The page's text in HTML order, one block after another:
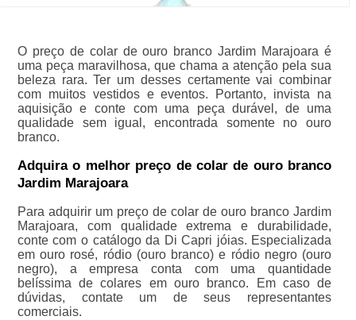
O preço de colar de ouro branco Jardim Marajoara é
uma peça maravilhosa, que chama a atenção pela sua
beleza rara. Ter um desses certamente vai combinar
com muitos vestidos e eventos. Portanto, invista na
aquisição e conte com uma peça durável, de uma
qualidade sem igual, encontrada somente no ouro
branco.
Adquira o melhor preço de colar de ouro branco
Jardim Marajoara
Para adquirir um preço de colar de ouro branco Jardim
Marajoara, com qualidade extrema e durabilidade,
conte com o catálogo da Di Capri jóias. Especializada
em ouro rosé, ródio (ouro branco) e ródio negro (ouro
negro), a empresa conta com uma quantidade
belíssima de colares em ouro branco. Em caso de
dúvidas, contate um de seus representantes
comerciais.